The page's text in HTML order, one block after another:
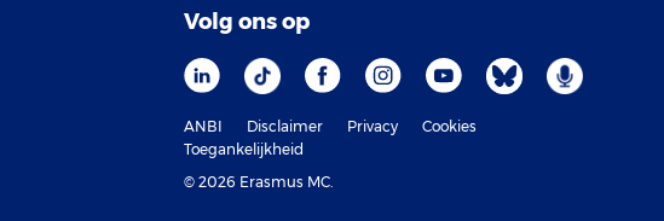
Volg ons op
ANBI Disclaimer Privacy
Cookies
Toegankelijkheid
© 2026 Erasmus MC.